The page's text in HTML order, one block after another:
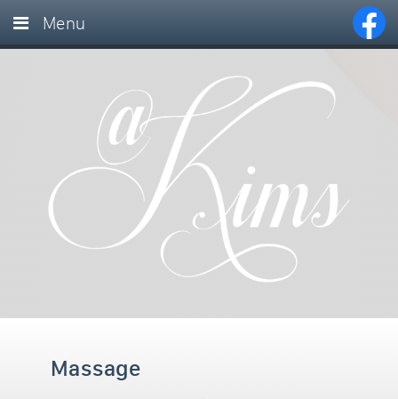
Menu
Behandelingen
Maak een afspraak
Contact
Massage